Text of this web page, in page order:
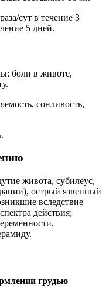
сут в течение 3
5 дней.
боли в животе,
сонливость,
живота, субилеус,
острый язвенный
вследствие
действия;
грудью